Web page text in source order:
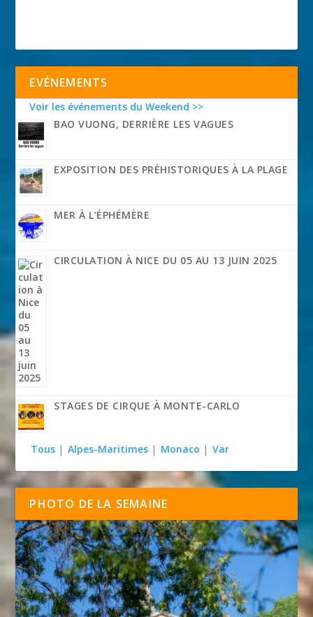
EVÉNEMENTS
Voir les événements du Weekend >>
BAO VUONG, DERRIÈRE LES VAGUES
EXPOSITION DES PRÉHISTORIQUES À LA PLAGE
MER À L’ÉPHÉMÈRE
CIRCULATION À NICE DU 05 AU 13 JUIN 2025
STAGES DE CIRQUE À MONTE-CARLO
Tous | Alpes-Maritimes | Monaco | Var
PHOTO DE LA SEMAINE